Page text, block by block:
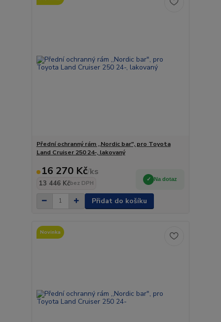
Přední ochranný rám ,,Nordic bar", pro Toyota
Land Cruiser 250 24-, lakovaný
16 270 Kč/ks
13 446 Kčbez DPH
Na dotaz
Přidat do košíku
Novinka